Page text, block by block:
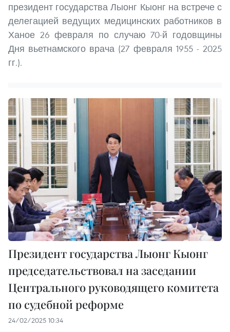
президент государства Лыонг Кыонг на встрече с
делегацией ведущих медицинских работников в
Ханое 26 февраля по случаю 70-й годовщины
Дня вьетнамского врача (27 февраля 1955 - 2025
гг.).
Президент государства Лыонг Кыонг
председательствовал на заседании
Центрального руководящего комитета
по судебной реформе
24/02/2025 10:34